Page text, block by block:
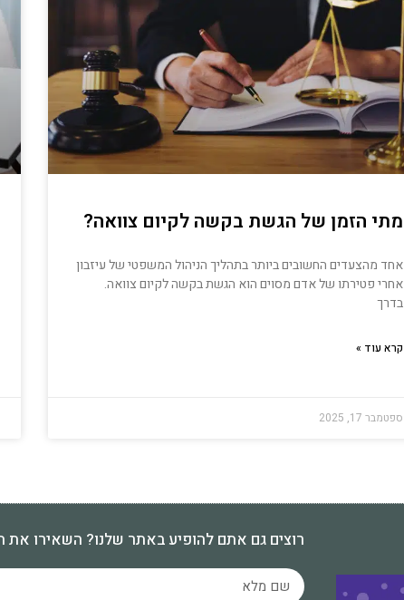
מתי הזמן של הגשת בקשה לקיום צוואה?
אחד מהצעדים החשובים ביותר בתהליך הניהול המשפטי של עיזבון
אחרי פטירתו של אדם מסוים הוא הגשת בקשה לקיום צוואה.
בדרך
קרא עוד »
ספטמבר 17, 2025
רוצים גם אתם להופיע באתר שלנו? השאירו